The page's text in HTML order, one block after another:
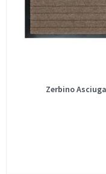
Zerbino